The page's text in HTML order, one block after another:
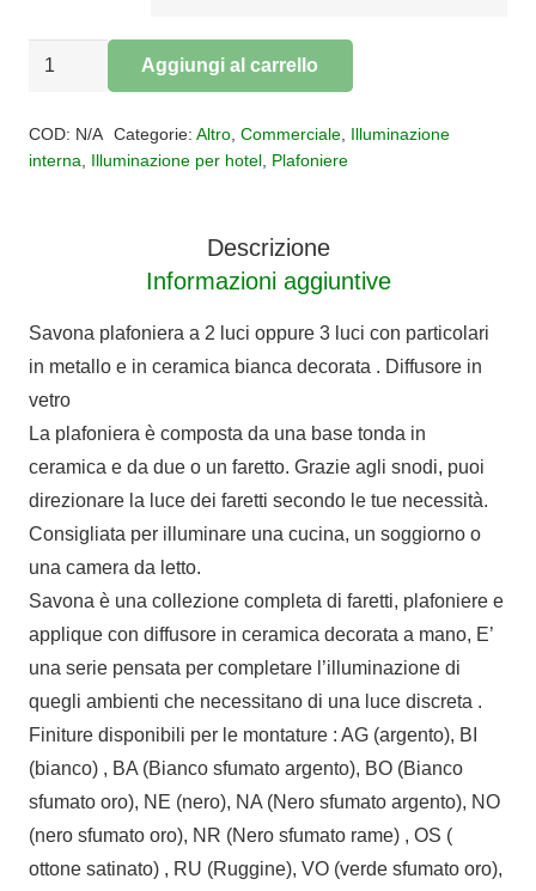
Plafoniera
quantità
Aggiungi al carrello
COD: N/A Categorie: Altro, Commerciale, Illuminazione
interna, Illuminazione per hotel, Plafoniere
Descrizione
Informazioni aggiuntive
Savona plafoniera a 2 luci oppure 3 luci con particolari
in metallo e in ceramica bianca decorata . Diffusore in
vetro
La plafoniera è composta da una base tonda in
ceramica e da due o un faretto. Grazie agli snodi, puoi
direzionare la luce dei faretti secondo le tue necessità.
Consigliata per illuminare una cucina, un soggiorno o
una camera da letto.
Savona è una collezione completa di faretti, plafoniere e
applique con diffusore in ceramica decorata a mano, E’
una serie pensata per completare l’illuminazione di
quegli ambienti che necessitano di una luce discreta .
Finiture disponibili per le montature : AG (argento), BI
(bianco) , BA (Bianco sfumato argento), BO (Bianco
sfumato oro), NE (nero), NA (Nero sfumato argento), NO
(nero sfumato oro), NR (Nero sfumato rame) , OS (
ottone satinato) , RU (Ruggine), VO (verde sfumato oro),